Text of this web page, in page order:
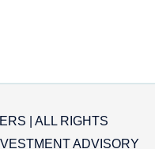
| ALL RIGHTS
ADVISORY